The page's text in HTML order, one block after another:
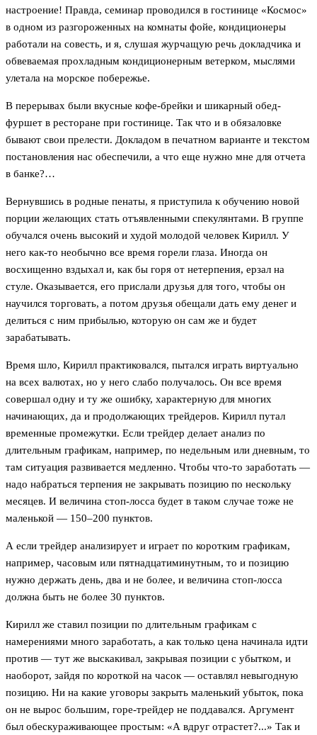
настроение! Правда, семинар проводился в гостинице «Космос»
в одном из разгороженных на комнаты фойе, кондиционеры
работали на совесть, и я, слушая журчащую речь докладчика и
обвеваемая прохладным кондиционерным ветерком, мыслями
улетала на морское побережье.
В перерывах были вкусные кофе-брейки и шикарный обед-
фуршет в ресторане при гостинице. Так что и в обязаловке
бывают свои прелести. Докладом в печатном варианте и текстом
постановления нас обеспечили, а что еще нужно мне для отчета
в банке?…
Вернувшись в родные пенаты, я приступила к обучению новой
порции желающих стать отъявленными спекулянтами. В группе
обучался очень высокий и худой молодой человек Кирилл. У
него как-то необычно все время горели глаза. Иногда он
восхищенно вздыхал и, как бы горя от нетерпения, ерзал на
стуле. Оказывается, его прислали друзья для того, чтобы он
научился торговать, а потом друзья обещали дать ему денег и
делиться с ним прибылью, которую он сам же и будет
зарабатывать.
Время шло, Кирилл практиковался, пытался играть виртуально
на всех валютах, но у него слабо получалось. Он все время
совершал одну и ту же ошибку, характерную для многих
начинающих, да и продолжающих трейдеров. Кирилл путал
временные промежутки. Если трейдер делает анализ по
длительным графикам, например, по недельным или дневным, то
там ситуация развивается медленно. Чтобы что-то заработать —
надо набраться терпения не закрывать позицию по нескольку
месяцев. И величина стоп-лосса будет в таком случае тоже не
маленькой — 150–200 пунктов.
А если трейдер анализирует и играет по коротким графикам,
например, часовым или пятнадцатиминутным, то и позицию
нужно держать день, два и не более, и величина стоп-лосса
должна быть не более 30 пунктов.
Кирилл же ставил позиции по длительным графикам с
намерениями много заработать, а как только цена начинала идти
против — тут же выскакивал, закрывая позиции с убытком, и
наоборот, зайдя по короткой на часок — оставлял невыгодную
позицию. Ни на какие уговоры закрыть маленький убыток, пока
он не вырос большим, горе-трейдер не поддавался. Аргумент
был обескураживающее простым: «А вдруг отрастет?...» Так и